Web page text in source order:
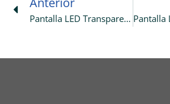
Pantalla LED Transparente P3.9-7.8 De 21 M² Instalada Con Éxito En Un Centro Comercial Francés